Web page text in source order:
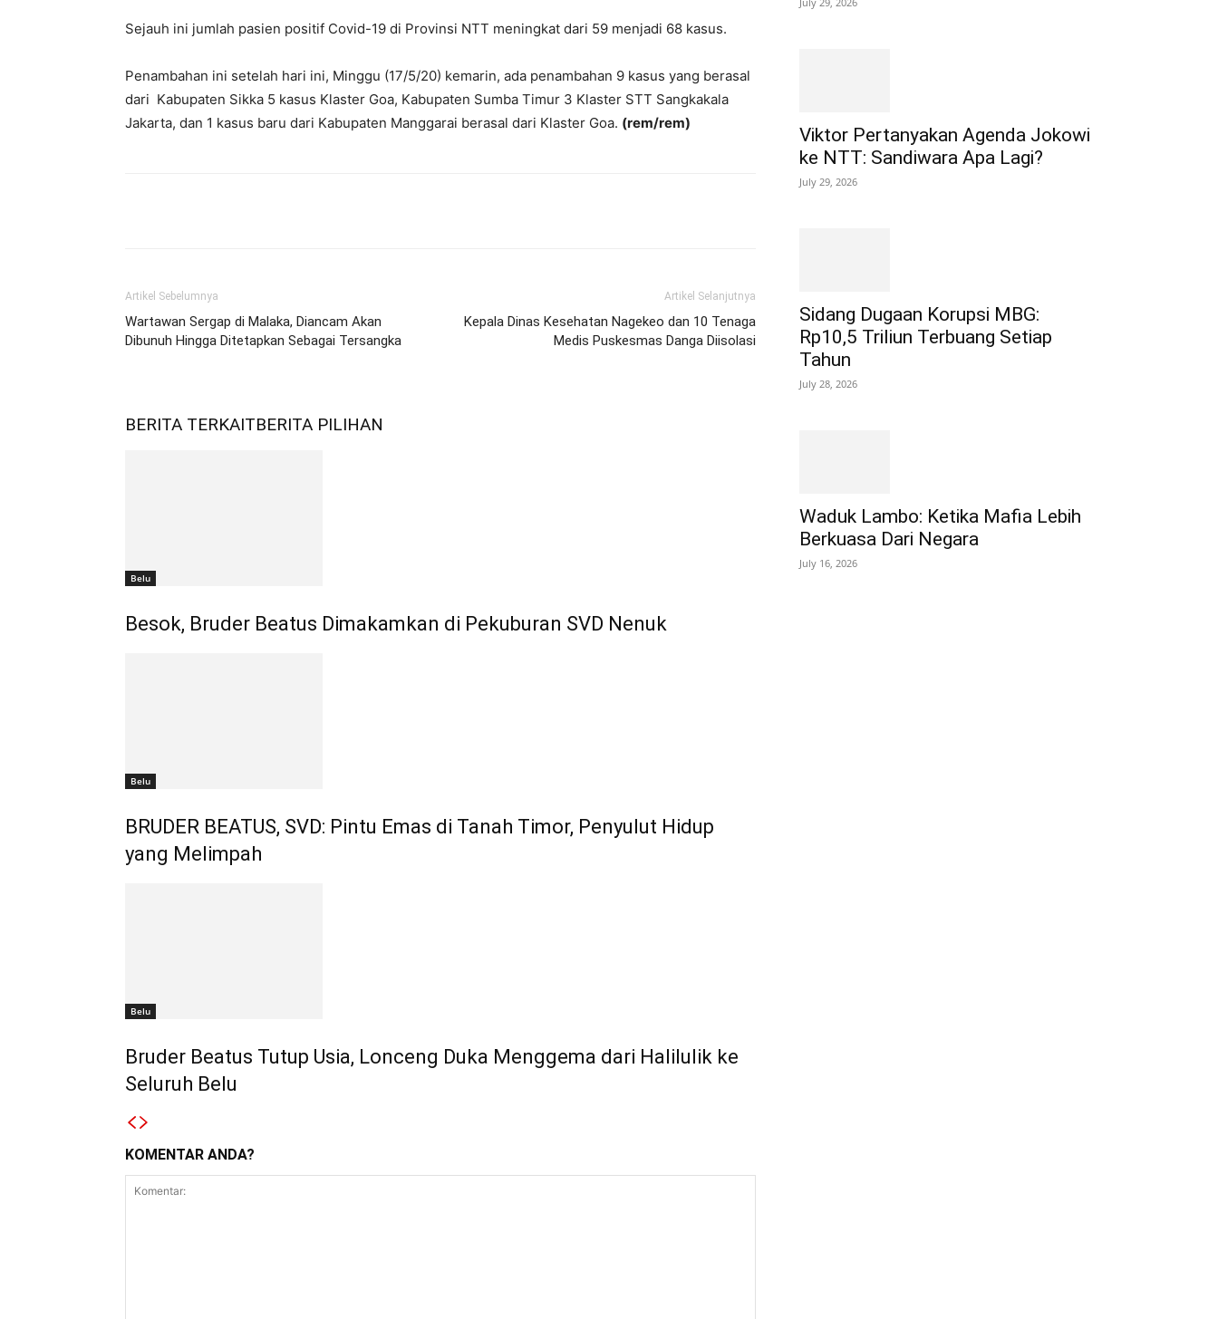
Sejauh ini jumlah pasien positif Covid-19 di Provinsi NTT meningkat dari 59 menjadi 68 kasus.
Penambahan ini setelah hari ini, Minggu (17/5/20) kemarin, ada penambahan 9 kasus yang berasal
dari Kabupaten Sikka 5 kasus Klaster Goa, Kabupaten Sumba Timur 3 Klaster STT Sangkakala
Jakarta, dan 1 kasus baru dari Kabupaten Manggarai berasal dari Klaster Goa. (rem/rem)
Artikel Sebelumnya
Wartawan Sergap di Malaka, Diancam Akan
Dibunuh Hingga Ditetapkan Sebagai Tersangka
Artikel Selanjutnya
Kepala Dinas Kesehatan Nagekeo dan 10 Tenaga
Medis Puskesmas Danga Diisolasi
BERITA TERKAITBERITA PILIHAN
Belu
Besok, Bruder Beatus Dimakamkan di Pekuburan SVD Nenuk
Belu
BRUDER BEATUS, SVD: Pintu Emas di Tanah Timor, Penyulut Hidup
yang Melimpah
Belu
Bruder Beatus Tutup Usia, Lonceng Duka Menggema dari Halilulik ke
Seluruh Belu
KOMENTAR ANDA?
Viktor Pertanyakan Agenda Jokowi
ke NTT: Sandiwara Apa Lagi?
July 29, 2026
Sidang Dugaan Korupsi MBG:
Rp10,5 Triliun Terbuang Setiap
Tahun
July 28, 2026
Waduk Lambo: Ketika Mafia Lebih
Berkuasa Dari Negara
July 16, 2026